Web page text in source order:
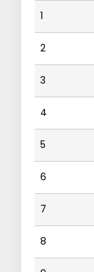
1
2
3
4
5
6
7
8